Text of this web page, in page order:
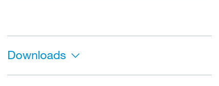
Downloads